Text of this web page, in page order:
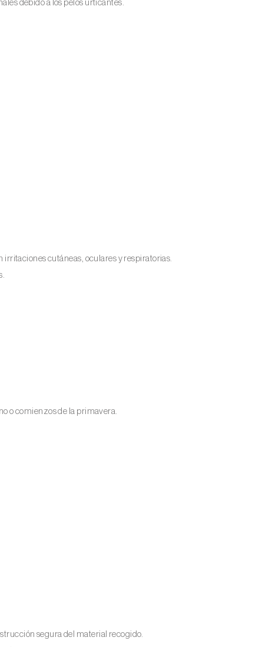
debido a los pelos urticantes.
irritaciones cutáneas, oculares y respiratorias.
o comienzos de la primavera.
segura del material recogido.